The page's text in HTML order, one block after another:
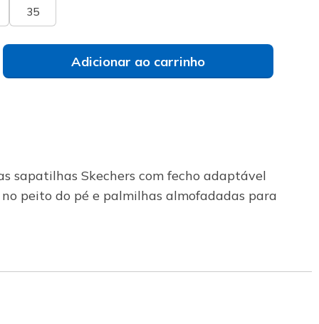
35
Adicionar ao carrinho
sapatilhas Skechers com fecho adaptável
peito do pé e palmilhas almofadadas para